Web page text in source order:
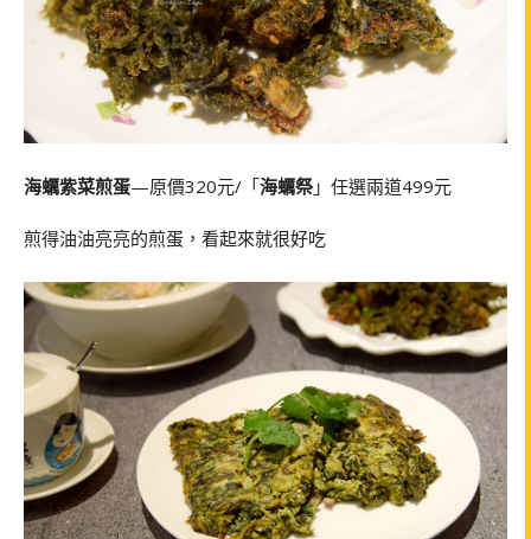
海蠣紫菜煎蛋—原價320元/「海蠣祭 」任選兩道499元
煎得油油亮亮的煎蛋，看起來就很好吃